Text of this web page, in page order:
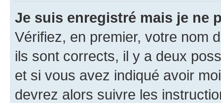
Je suis enregistré mais je ne
Vérifiez, en premier, votre nom
ils sont corrects, il y a deux
et si vous avez indiqué avoir
devrez alors suivre les